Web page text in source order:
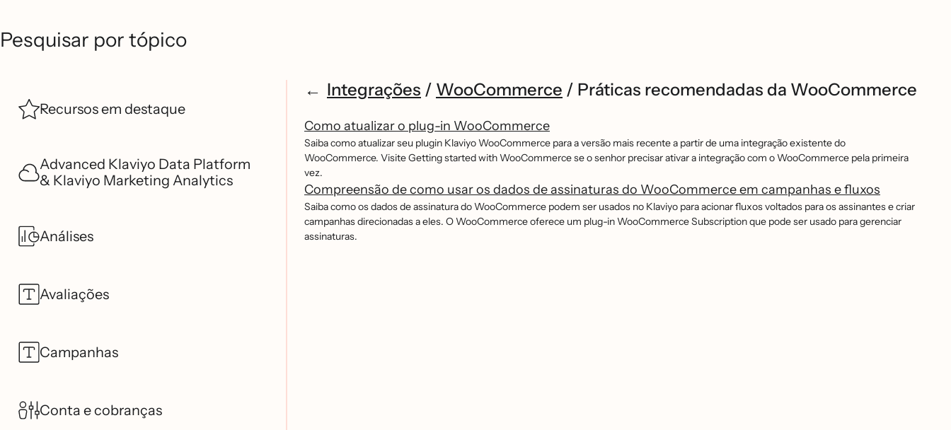
Pesquisar por tópico
Recursos em destaque
Advanced Klaviyo Data Platform
& Klaviyo Marketing Analytics
Análises
Avaliações
Campanhas
Conta e cobranças
Integrações / WooCommerce / Práticas recomendadas da WooCommerce
Como atualizar o plug-in WooCommerce
Saiba como atualizar seu plugin Klaviyo WooCommerce para a versão mais recente a partir de uma integração existente do
WooCommerce. Visite Getting started with WooCommerce se o senhor precisar ativar a integração com o WooCommerce pela primeira
vez.
Compreensão de como usar os dados de assinaturas do WooCommerce em campanhas e fluxos
Saiba como os dados de assinatura do WooCommerce podem ser usados no Klaviyo para acionar fluxos voltados para os assinantes e criar
campanhas direcionadas a eles. O WooCommerce oferece um plug-in WooCommerce Subscription que pode ser usado para gerenciar
assinaturas.